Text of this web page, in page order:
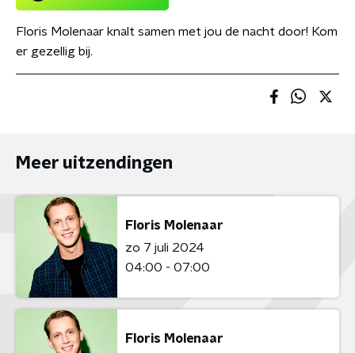
Floris Molenaar knalt samen met jou de nacht door! Kom
er gezellig bij.
Meer uitzendingen
Floris Molenaar
zo 7 juli 2024
04:00 - 07:00
Floris Molenaar